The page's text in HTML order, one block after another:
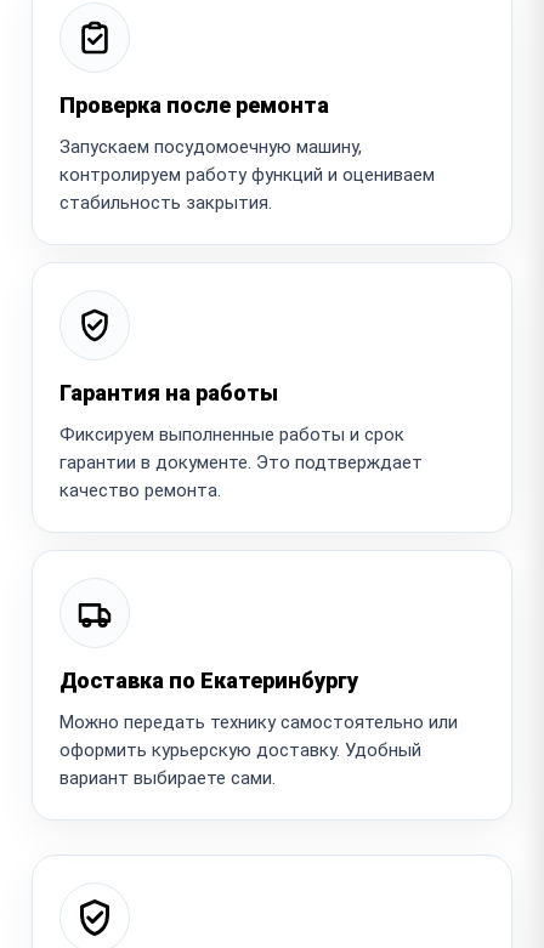
Проверка после ремонта
Запускаем посудомоечную машину,
контролируем работу функций и оцениваем
стабильность закрытия.
Гарантия на работы
Фиксируем выполненные работы и срок
гарантии в документе. Это подтверждает
качество ремонта.
Доставка по Екатеринбургу
Можно передать технику самостоятельно или
оформить курьерскую доставку. Удобный
вариант выбираете сами.